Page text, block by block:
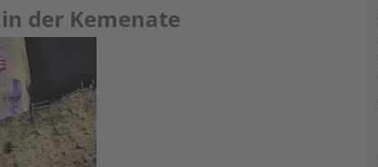
der Kemenate